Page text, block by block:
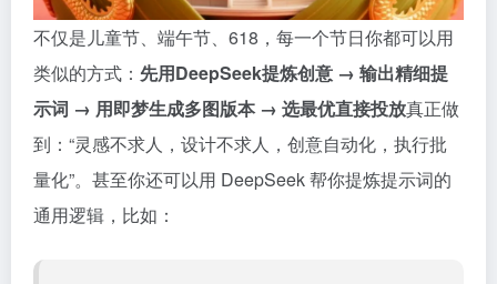
不仅是儿童节、端午节、618，每一个节日你都可以用
类似的方式： 先用DeepSeek提炼创意 → 输出精细提
示词 → 用即梦生成多图版本 → 选最优直接投放真正做
到：“灵感不求人，设计不求人，创意自动化，执行批
量化”。甚至你还可以用 DeepSeek 帮你提炼提示词的
通用逻辑，比如：